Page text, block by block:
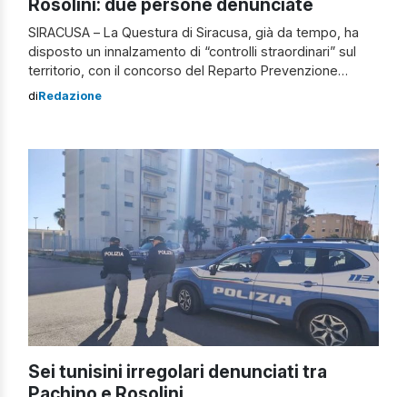
SIRACUSA – La Questura di Siracusa, già da tempo, ha
disposto un innalzamento di “controlli straordinari” sul
territorio, con il concorso del Reparto Prevenzione
Crimine della Sicilia Orientale di Catania, al fine di
straordinari a Pachino e Rosolini: i dettagli L’attività […]
diRedazione
Sei tunisini irregolari denunciati tra